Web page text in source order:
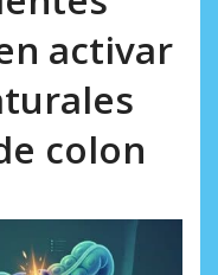
activar
colon